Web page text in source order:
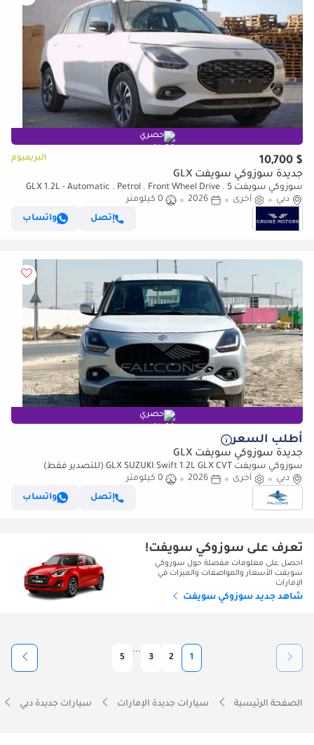
حصري
$ 10,700 البريميوم
جديدة سوزوكي سويفت GLX
سوزوكي سويفت GLX 1.2L - Automatic . Petrol . Front Wheel Drive . 5
Seats . 5 Doors
دبي أخرى 2026
0 كيلومتر
إتصل
واتساب
حصري
أطلب السعر
جديدة سوزوكي سويفت GLX
سوزوكي سويفت GLX SUZUKI Swift 1.2L GLX CVT (للتصدير فقط)
دبي
أخرى 2026
0 كيلومتر
إتصل
واتساب
تعرف على سوزوكي سويفت!
احصل على معلومات مفصلة حول سوزوكي
سويفت الأسعار والمواصفات والميزات في
الإمارات
شاهد جديد سوزوكي سويفت
1
2
3
...
5
الصفحة الرئيسية سيارات جديدة الإمارات سيارات جديدة دبي